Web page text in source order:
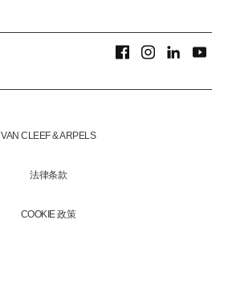
VAN CLEEF & ARPELS
法律条款
COOKIE 政策